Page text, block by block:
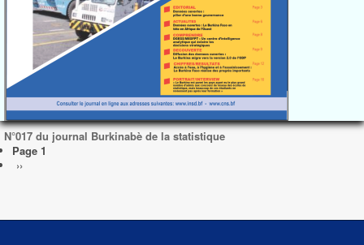
N°017 du journal Burkinabè de la statistique
Pagination
Page 1
Page
››